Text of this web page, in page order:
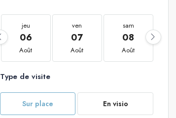
jeu
06
Août
ven
07
Août
sam
08
Août
Type de visite
Sur place En visio